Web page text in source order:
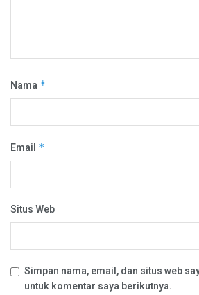
Nama *
Email *
Situs Web
Simpan nama, email, dan situs web
untuk komentar saya berikutnya.